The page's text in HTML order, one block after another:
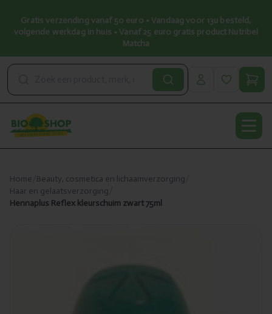
Gratis verzending vanaf 50 euro • Vandaag voor 13u besteld,
volgende werkdag in huis • Vanaf 25 euro gratis product Nutribel
Matcha
Home Beauty, cosmetica en lichaamverzorging
Haar en gelaatsverzorging
Hennaplus Reflex kleurschuim zwart 75ml